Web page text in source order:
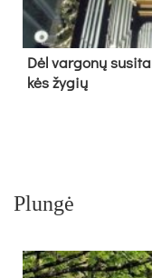
Dėl var­go­nų
kės žy­gių
Plungė